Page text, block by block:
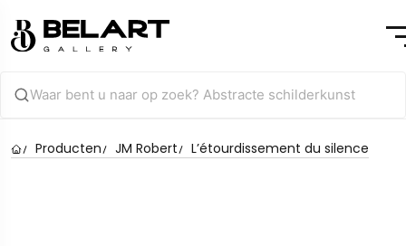
Producten JM Robert L’étourdissement du silence